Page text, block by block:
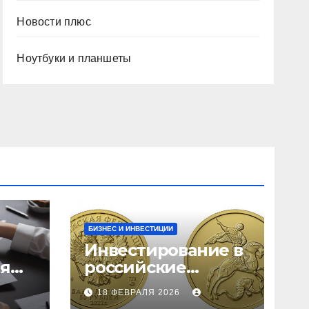
Новости плюс
Ноутбуки и планшеты
БИЗНЕС И ИНВЕСТИЦИИ
Инвестирование в
российские
золотые монеты:
подробное
18 ФЕВРАЛЯ 2026